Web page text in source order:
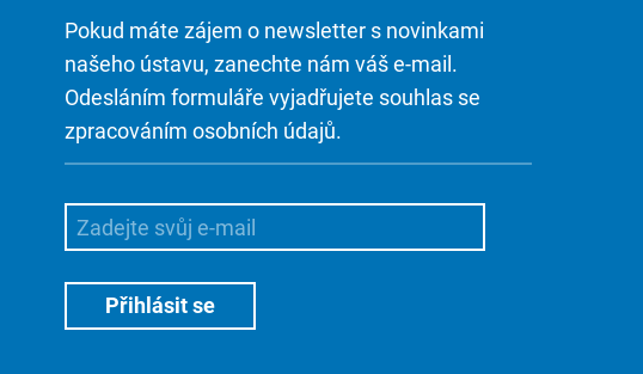
Pokud máte zájem o newsletter s novinkami
našeho ústavu, zanechte nám váš e-mail.
Odesláním formuláře vyjadřujete souhlas se
zpracováním osobních údajů.